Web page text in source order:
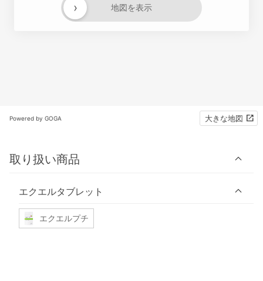
地図を表示
›
Powered by GOGA 大きな地図
取り扱い商品
エクエルタブレット
エクエルプチ